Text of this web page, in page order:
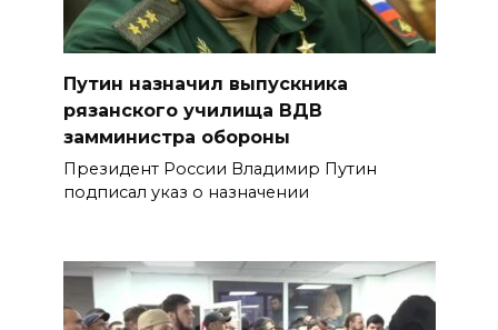
Путин назначил выпускника
рязанского училища ВДВ
замминистра обороны
Президент России Владимир Путин
подписал указ о назначении